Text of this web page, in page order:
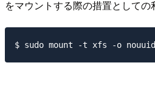
をマウントする際の措置としての